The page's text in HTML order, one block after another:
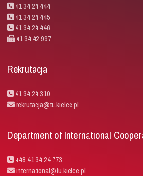
41 34 24 444
41 34 24 445
41 34 24 446
41 34 42 997
Rekrutacja
41 34 24 310
rekrutacja@tu.kielce.pl
Department of International
+48 41 34 24 773
international@tu.kielce.pl